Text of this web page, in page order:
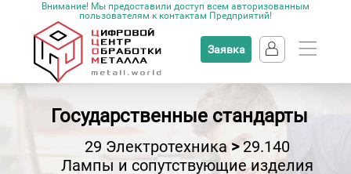
Внимание! Мы предоставили доступ всем авторизованным
пользователям к контактам Предприятий!
Заявка
Государственные стандарты
29 Электротехника>29.140
Лампы и сопутствующие изделия